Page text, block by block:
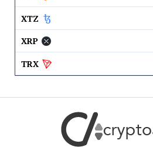
XTZ
XRP
TRX